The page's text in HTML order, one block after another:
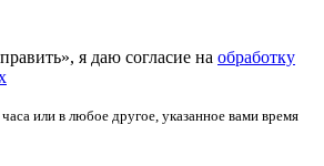
я даю согласие на обработку
или в любое другое, указанное вами время